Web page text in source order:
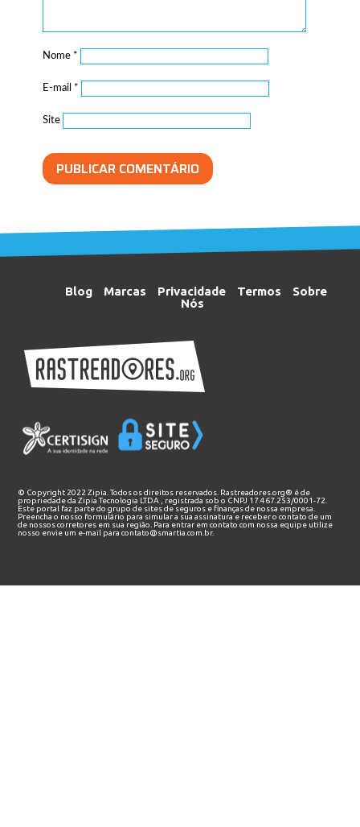
Nome *
E-mail *
Site
Blog Marcas Privacidade Termos
Sobre
Nós
© Copyright 2022 Zipia. Todos os direitos reservados. Rastreadores.org® é de
propriedade daZipia Tecnologia LTDA
, registrada sob o CNPJ 17.467.253/0001-72.
Este portal faz parte do grupo de sites de seguros e finanças de nossa empresa.
Preencha o nosso formulário para simular a sua assinatura e receber o contato de um
de nossos corretores em sua região. Para entrar em contato com nossa equipe utilize
nosso envie um e-mail paracontato@smartia.com.br.